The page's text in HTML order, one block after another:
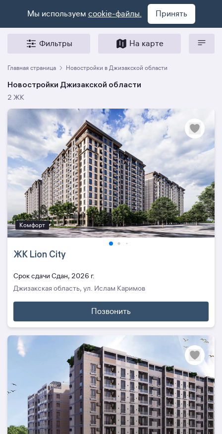
Мы используем cookie-файлы. Принять
Фильтры На карте
Главная страница Новостройки в Джизакской области
Новостройки Джизакской области
2 ЖК
Комфорт
ЖК Lion City
Cрок сдачи Сдан, 2026 г.
Джизакская область, ул. Ислам Каримов
Позвонить